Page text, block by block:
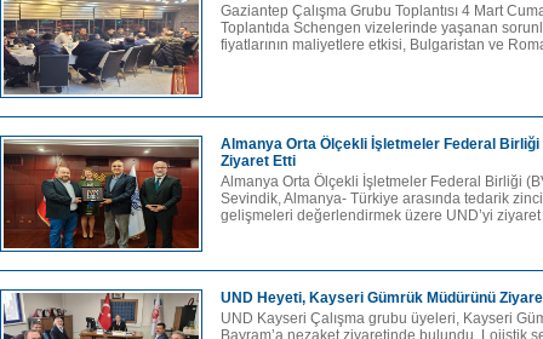
Gaziantep Çalışma Grubu Toplantısı 4 Mart
Toplantıda Schengen vizelerinde yaşanan
fiyatlarının maliyetlere etkisi, Bulgaristan ve
Almanya Orta Ölçekli İşletmeler Federal
Ziyaret Etti
Almanya Orta Ölçekli İşletmeler Federal Birliği
Sevindik, Almanya- Türkiye arasında tedarik
gelişmeleri değerlendirmek üzere UND’yi
UND Heyeti, Kayseri Gümrük Müdürünü
UND Kayseri Çalışma grubu üyeleri, Kayseri
Bayram’a nezaket ziyaretinde bulundu. Lojistik